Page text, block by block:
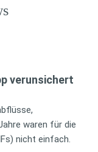
verunsichert
waren für die
nicht einfach.